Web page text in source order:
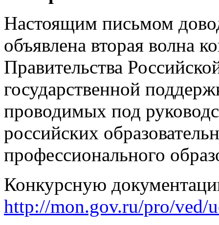
Настоящим письмом
объявлена вторая волна
Правительства
государственной
проводимых под
российских
профессионального
Конкурсную
http://mon.gov.ru/pro/ved/